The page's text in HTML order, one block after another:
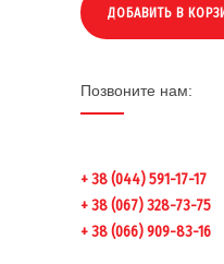
ДОБАВИТЬ В
Позвоните нам:
+ 38 (044) 591-17-17
+ 38 (067) 328-73-75
+ 38 (066) 909-83-16